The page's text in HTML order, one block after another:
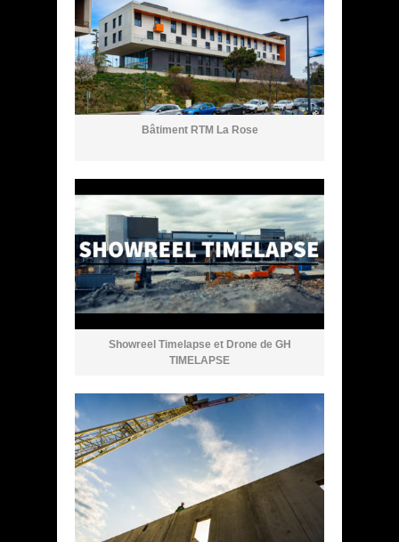
Bâtiment RTM La Rose
Showreel Timelapse et Drone de GH
TIMELAPSE